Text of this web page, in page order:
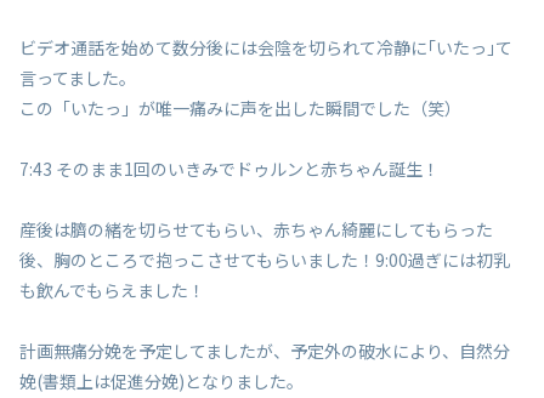
ビデオ通話を始めて数分後には会陰を切られて冷静に｢いたっ｣て
言ってました。
この「いたっ」が唯一痛みに声を出した瞬間でした（笑）
7:43 そのまま1回のいきみでドゥルンと赤ちゃん誕生！
産後は臍の緒を切らせてもらい、赤ちゃん綺麗にしてもらった
後、胸のところで抱っこさせてもらいました！9:00過ぎには初乳
も飲んでもらえました！
計画無痛分娩を予定してましたが、予定外の破水により、自然分
娩(書類上は促進分娩)となりました。